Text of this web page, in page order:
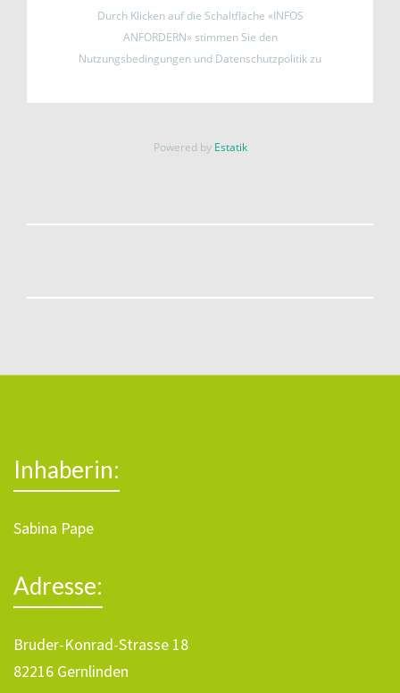
Durch Klicken auf die Schaltfläche «INFOS
ANFORDERN» stimmen Sie den
Nutzungsbedingungen und Datenschutzpolitik zu
Powered by Estatik
Inhaberin:
Sabina Pape
Adresse:
Bruder-Konrad-Strasse 18
82216 Gernlinden